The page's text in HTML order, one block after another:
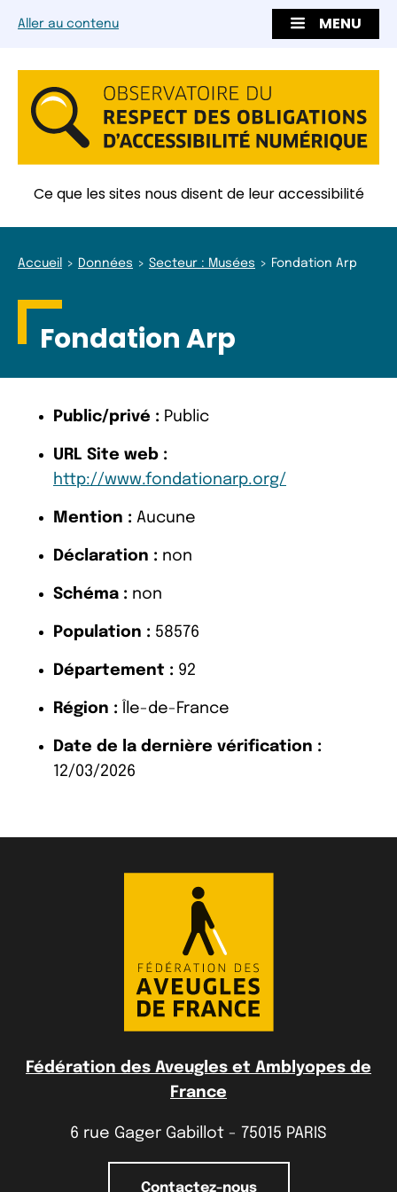
Aller au contenu MENU
Ce que les sites nous disent de leur accessibilité
Accueil Données Secteur : Musées Fondation Arp
Fondation Arp
Public/privé : Public
URL Site web :
http://www.fondationarp.org/
Mention : Aucune
Déclaration : non
Schéma : non
Population : 58576
Département : 92
Région : Île-de-France
Date de la dernière vérification :
12/03/2026
Fédération des Aveugles et Amblyopes de
France
6 rue Gager Gabillot - 75015 PARIS
Contactez-nous